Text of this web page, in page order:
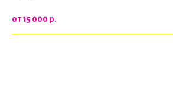
от 15 000 р.